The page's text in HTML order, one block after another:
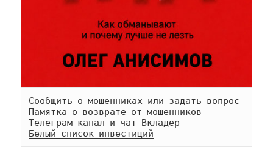
Сообщить о мошенниках или задать вопрос
Памятка о возврате от мошенников
Телеграм-канал и чат
Белый список инвестиций